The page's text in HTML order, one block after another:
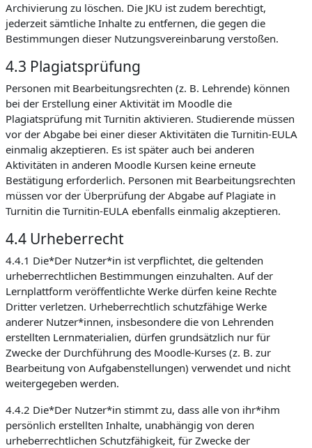
Archivierung zu löschen. Die JKU ist zudem berechtigt,
jederzeit sämtliche Inhalte zu entfernen, die gegen die
Bestimmungen dieser Nutzungsvereinbarung verstoßen.
4.3 Plagiatsprüfung
Personen mit Bearbeitungsrechten (z. B. Lehrende) können
bei der Erstellung einer Aktivität im Moodle die
Plagiatsprüfung mit Turnitin aktivieren. Studierende müssen
vor der Abgabe bei einer dieser Aktivitäten die Turnitin-EULA
einmalig akzeptieren. Es ist später auch bei anderen
Aktivitäten in anderen Moodle Kursen keine erneute
Bestätigung erforderlich. Personen mit Bearbeitungsrechten
müssen vor der Überprüfung der Abgabe auf Plagiate in
Turnitin die Turnitin-EULA ebenfalls einmalig akzeptieren.
4.4 Urheberrecht
4.4.1 Die*Der Nutzer*in ist verpflichtet, die geltenden
urheberrechtlichen Bestimmungen einzuhalten. Auf der
Lernplattform veröffentlichte Werke dürfen keine Rechte
Dritter verletzen. Urheberrechtlich schutzfähige Werke
anderer Nutzer*innen, insbesondere die von Lehrenden
erstellten Lernmaterialien, dürfen grundsätzlich nur für
Zwecke der Durchführung des Moodle-Kurses (z. B. zur
Bearbeitung von Aufgabenstellungen) verwendet und nicht
weitergegeben werden.
4.4.2 Die*Der Nutzer*in stimmt zu, dass alle von ihr*ihm
persönlich erstellten Inhalte, unabhängig von deren
urheberrechtlichen Schutzfähigkeit, für Zwecke der